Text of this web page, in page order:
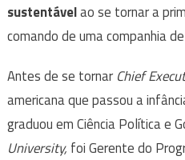
sustentávelao se tornar a
comando de uma companhia
Antes de se tornar Chief
americana que passou a
graduou em Ciência Política e
University, foi Gerente do